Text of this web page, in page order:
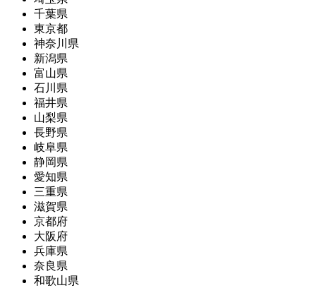
千葉県
東京都
神奈川県
新潟県
富山県
石川県
福井県
山梨県
長野県
岐阜県
静岡県
愛知県
三重県
滋賀県
京都府
大阪府
兵庫県
奈良県
和歌山県